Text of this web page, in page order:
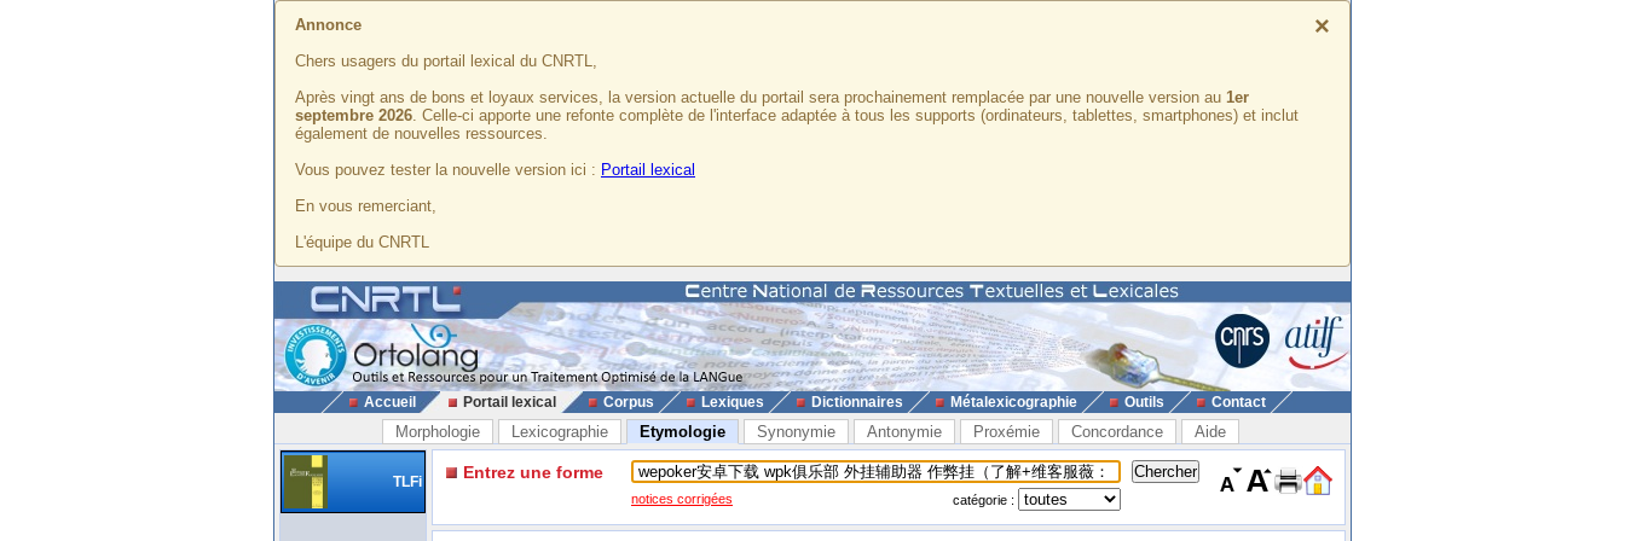
×
Annonce
Chers usagers du portail lexical du CNRTL,
Après vingt ans de bons et loyaux services, la version actuelle du portail sera prochainement remplacée par une nouvelle version au 1er
septembre 2026. Celle-ci apporte une refonte complète de l'interface adaptée à tous les supports (ordinateurs, tablettes, smartphones) et inclut
également de nouvelles ressources.
Vous pouvez tester la nouvelle version ici : Portail lexical
En vous remerciant,
L'équipe du CNRTL
Accueil Portail lexical Corpus Lexiques Dictionnaires Métalexicographie Outils Contact
Morphologie Lexicographie Etymologie Synonymie Antonymie Proxémie Concordance Aide
TLFi Entrez une forme
notices corrigées catégorie :